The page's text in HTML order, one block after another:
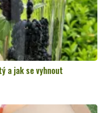
a jak se vyhnout